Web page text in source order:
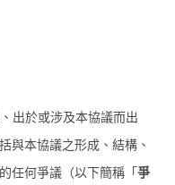
出於或涉及本協議而出
與本協議之形成、結構、
任何爭議（以下簡稱「爭